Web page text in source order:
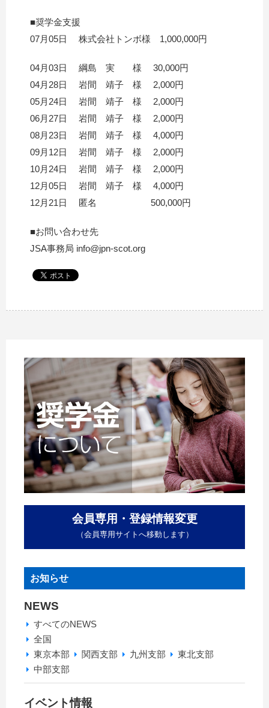
■奨学金支援
07月05日 株式会社トンボ様 1,000,000円
04月03日 綱島 実 様 30,000円
04月28日 岩間 靖子 様 2,000円
05月24日 岩間 靖子 様 2,000円
06月27日 岩間 靖子 様 2,000円
08月23日 岩間 靖子 様 4,000円
09月12日 岩間 靖子 様 2,000円
10月24日 岩間 靖子 様 2,000円
12月05日 岩間 靖子 様 4,000円
12月21日 匿名 500,000円
■お問い合わせ先
JSA事務局 info@jpn-scot.org
会員専用・登録情報変更
（会員専用サイトへ移動します）
お知らせ
NEWS
すべてのNEWS
全国
東京本部
関西支部 九州支部
東北支部
中部支部
イベント情報